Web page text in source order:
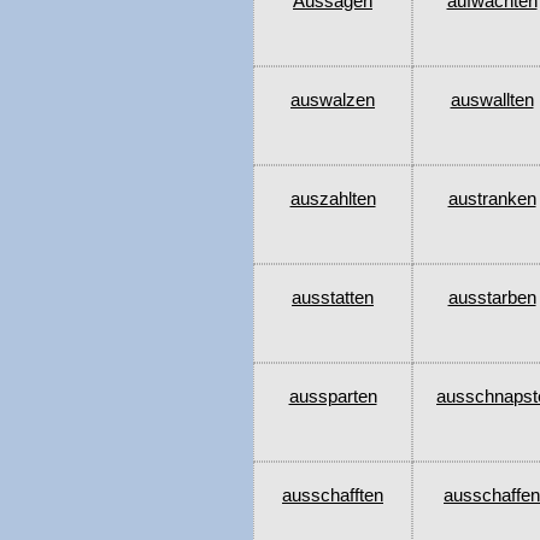
auswalzen auswallten
auszahlten austranken
ausstatten ausstarben
aussparten
ausschafften ausschaffen